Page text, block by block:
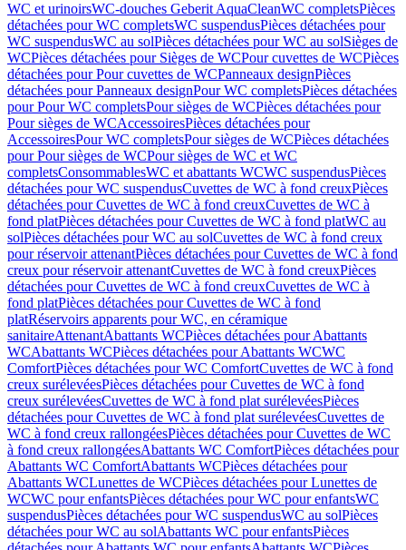
WC et urinoirsWC-douches Geberit AquaCleanWC completsPièces
détachées pour WC completsWC suspendusPièces détachées pour
WC suspendusWC au solPièces détachées pour WC au solSièges de
WCPièces détachées pour Sièges de WCPour cuvettes de WCPièces
détachées pour Pour cuvettes de WCPanneaux designPièces
détachées pour Panneaux designPour WC completsPièces détachées
pour Pour WC completsPour sièges de WCPièces détachées pour
Pour sièges de WCAccessoiresPièces détachées pour
AccessoiresPour WC completsPour sièges de WCPièces détachées
pour Pour sièges de WCPour sièges de WC et WC
completsConsommablesWC et abattants WCWC suspendusPièces
détachées pour WC suspendusCuvettes de WC à fond creuxPièces
détachées pour Cuvettes de WC à fond creuxCuvettes de WC à
fond platPièces détachées pour Cuvettes de WC à fond platWC au
solPièces détachées pour WC au solCuvettes de WC à fond creux
pour réservoir attenantPièces détachées pour Cuvettes de WC à fond
creux pour réservoir attenantCuvettes de WC à fond creuxPièces
détachées pour Cuvettes de WC à fond creuxCuvettes de WC à
fond platPièces détachées pour Cuvettes de WC à fond
platRéservoirs apparents pour WC, en céramique
sanitaireAttenantAbattants WCPièces détachées pour Abattants
WCAbattants WCPièces détachées pour Abattants WCWC
ComfortPièces détachées pour WC ComfortCuvettes de WC à fond
creux surélevéesPièces détachées pour Cuvettes de WC à fond
creux surélevéesCuvettes de WC à fond plat surélevéesPièces
détachées pour Cuvettes de WC à fond plat surélevéesCuvettes de
WC à fond creux rallongéesPièces détachées pour Cuvettes de WC
à fond creux rallongéesAbattants WC ComfortPièces détachées pour
Abattants WC ComfortAbattants WCPièces détachées pour
Abattants WCLunettes de WCPièces détachées pour Lunettes de
WCWC pour enfantsPièces détachées pour WC pour enfantsWC
suspendusPièces détachées pour WC suspendusWC au solPièces
détachées pour WC au solAbattants WC pour enfantsPièces